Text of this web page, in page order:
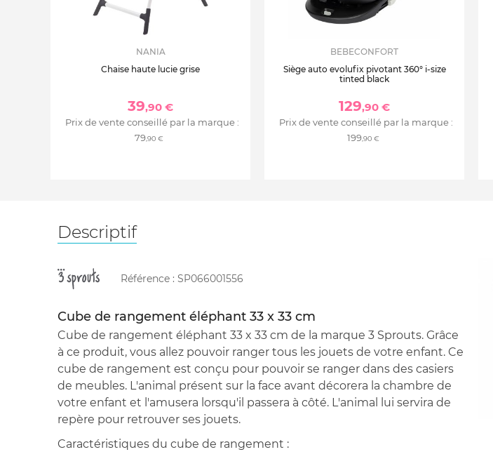
NANIA
Chaise haute lucie grise
39,90 €
Prix de vente conseillé par la marque :
79,90 €
BEBECONFORT
Siège auto evolufix pivotant 360° i-size
tinted black
129,90 €
Prix de vente conseillé par la marque :
199,90 €
Descriptif
Référence : SP066001556
Cube de rangement éléphant 33 x 33 cm
Cube de rangement éléphant 33 x 33 cm de la marque 3 Sprouts. Grâce
à ce produit, vous allez pouvoir ranger tous les jouets de votre enfant. Ce
cube de rangement est conçu pour pouvoir se ranger dans des casiers
de meubles. L'animal présent sur la face avant décorera la chambre de
votre enfant et l'amusera lorsqu'il passera à côté. L'animal lui servira de
repère pour retrouver ses jouets.
Caractéristiques du cube de rangement :